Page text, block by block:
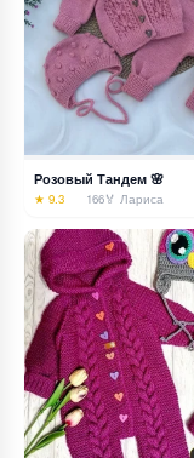
Розовый Тандем 🌸
★ 9.3 166🏅 Лариса